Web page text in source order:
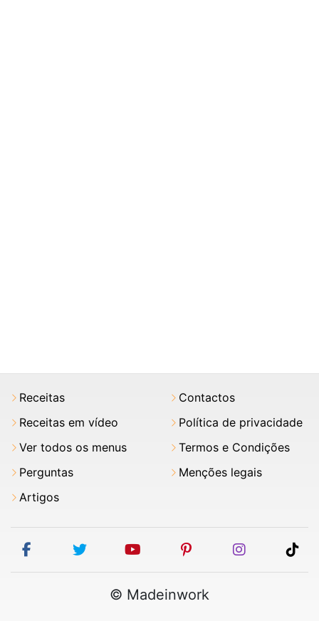
Receitas
Receitas em vídeo
Ver todos os menus
Perguntas
Artigos
Contactos
Política de privacidade
Termos e Condições
Menções legais
facebooktwitter youtubepinterestinstagram
© Madeinwork